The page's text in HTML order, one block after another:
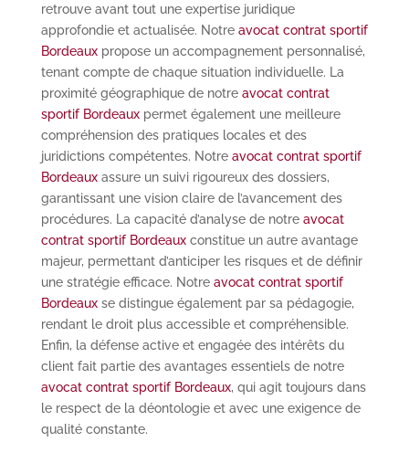
retrouve avant tout une expertise juridique
approfondie et actualisée. Notre avocat contrat sportif
Bordeauxpropose un accompagnement personnalisé,
tenant compte de chaque situation individuelle. La
proximité géographique de notre avocat contrat
sportif Bordeauxpermet également une meilleure
compréhension des pratiques locales et des
juridictions compétentes. Notre avocat contrat sportif
Bordeauxassure un suivi rigoureux des dossiers,
garantissant une vision claire de l’avancement des
procédures. La capacité d’analyse de notre avocat
contrat sportif Bordeauxconstitue un autre avantage
majeur, permettant d’anticiper les risques et de définir
une stratégie efficace. Notre avocat contrat sportif
Bordeauxse distingue également par sa pédagogie,
rendant le droit plus accessible et compréhensible.
Enfin, la défense active et engagée des intérêts du
client fait partie des avantages essentiels de notre
avocat contrat sportif Bordeaux, qui agit toujours dans
le respect de la déontologie et avec une exigence de
qualité constante.